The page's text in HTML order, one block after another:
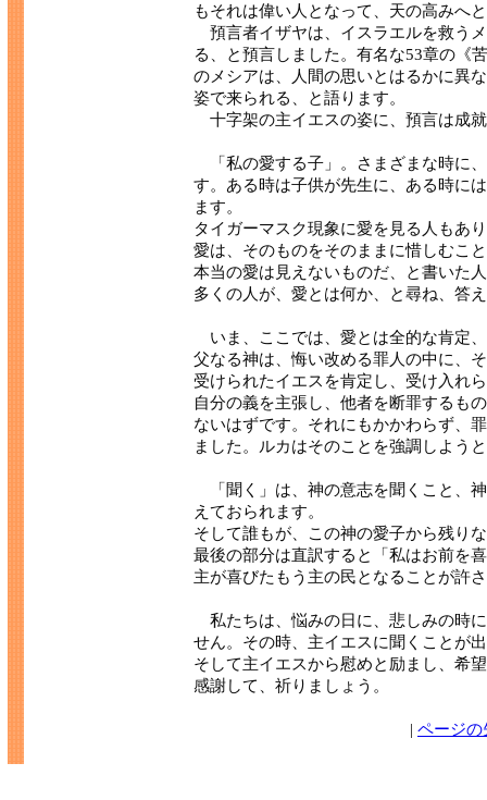
もそれは偉い人となって、天の高みへ
預言者イザヤは、イスラエルを救う
る、と預言しました。有名な53章の《
のメシアは、人間の思いとはるかに異
姿で来られる、と語ります。
十字架の主イエスの姿に、預言は成
「私の愛する子」。さまざまな時に
す。ある時は子供が先生に、ある時に
ます。
タイガーマスク現象に愛を見る人もあ
愛は、そのものをそのままに惜しむこ
本当の愛は見えないものだ、と書いた
多くの人が、愛とは何か、と尋ね、答
いま、ここでは、愛とは全的な肯定
父なる神は、悔い改める罪人の中に、
受けられたイエスを肯定し、受け入れ
自分の義を主張し、他者を断罪するも
ないはずです。それにもかかわらず、
ました。ルカはそのことを強調しよう
「聞く」は、神の意志を聞くこと、
えておられます。
そして誰もが、この神の愛子から残り
最後の部分は直訳すると「私はお前を
主が喜びたもう主の民となることが許
私たちは、悩みの日に、悲しみの時
せん。その時、主イエスに聞くことが
そして主イエスから慰めと励まし、希
感謝して、祈りましょう。
| ページの